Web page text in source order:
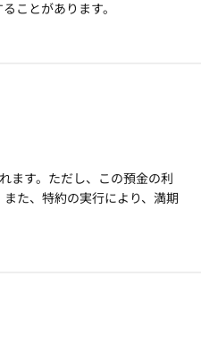
ことがあります。
ます。ただし、この預金の利
た、特約の実行により、満期